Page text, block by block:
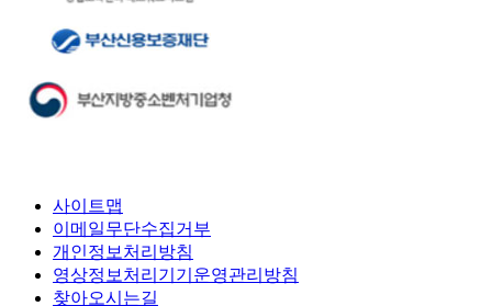
사이트맵
이메일무단수집거부
개인정보처리방침
영상정보처리기기운영관리방침
찾아오시는길